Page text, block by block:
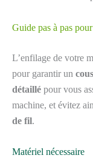
Guide pas à pas
L’enfilage de votre
pour garantir un
détaillé pour vous
machine, et évitez
de fil.
Matériel nécessaire